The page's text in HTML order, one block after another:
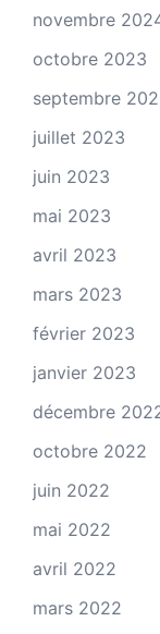
novembre
octobre 2023
septembre
juillet 2023
juin 2023
mai 2023
avril 2023
mars 2023
février 2023
janvier 2023
décembre
octobre 2022
juin 2022
mai 2022
avril 2022
mars 2022